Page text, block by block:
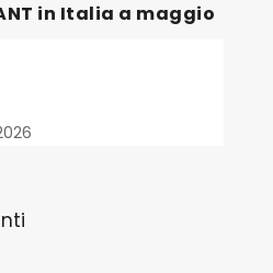
in Italia a maggio